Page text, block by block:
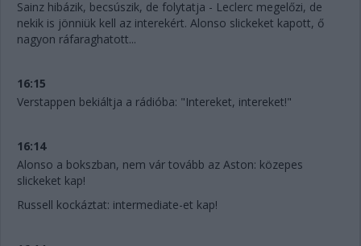
Sainz hibázik, becsúszik, de folytatja - Leclerc megelőzi, de
nekik is jönniük kell az interekért. Alonso slickeket kapott, ő
nagyon ráfaraghatott...
16:15
Verstappen bekiáltja a rádióba: "Intereket, intereket!"
16:14
Alonso a bokszban, nem vár tovább az Aston: közepes
slickeket kap!
Russell kockáztat: intermediate-et kap!